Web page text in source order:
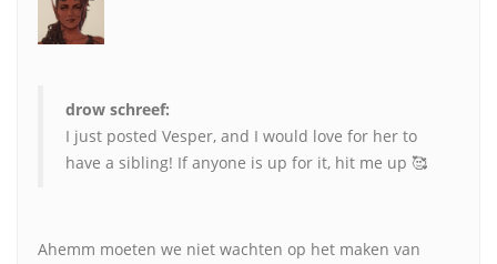
drow schreef:
I just posted Vesper, and I would love for her to
have a sibling! If anyone is up for it, hit me up 🥰
Ahemm moeten we niet wachten op het maken van